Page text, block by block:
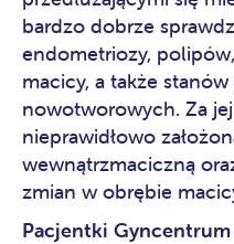
bardzo dobrze
endometriozy,
macicy, a także
nowotworowych. Za
nieprawidłowo
wewnątrzmaciczną
zmian w obrębie
Pacjentki